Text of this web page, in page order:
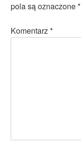
pola są oznaczone*
Komentarz*